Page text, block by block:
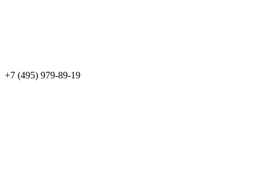
+7 (495) 979-89-19